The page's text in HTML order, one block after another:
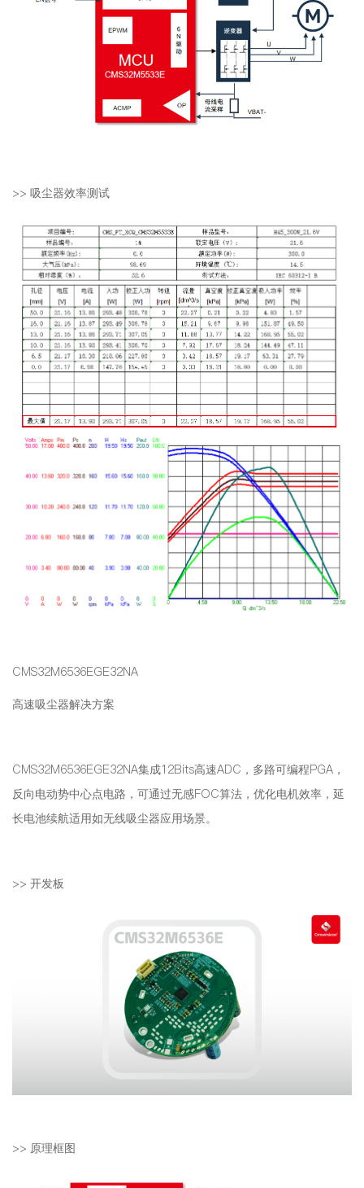
>> 吸尘器效率测试
CMS32M6536EGE32NA
高速吸尘器解决方案
CMS32M6536EGE32NA集成12Bits高速ADC，多路可编程PGA，
反向电动势中心点电路，可通过无感FOC算法，优化电机效率，延
长电池续航适用如无线吸尘器应用场景。
>> 开发板
>> 原理框图